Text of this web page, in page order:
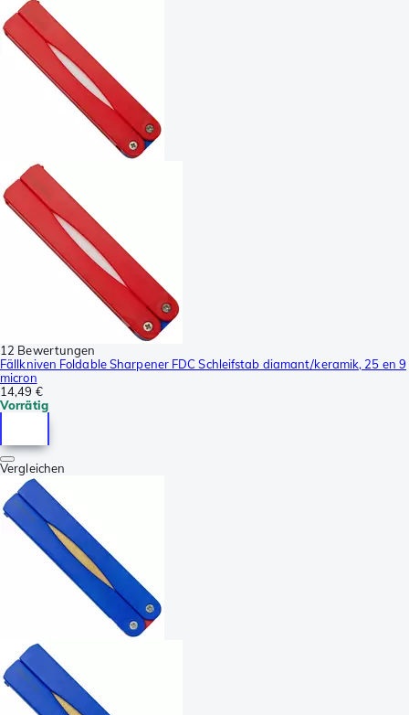
12 Bewertungen
Fällkniven Foldable Sharpener FDC Schleifstab diamant/keramik, 25 en 9
micron
14,49 €
Vorrätig
Vergleichen